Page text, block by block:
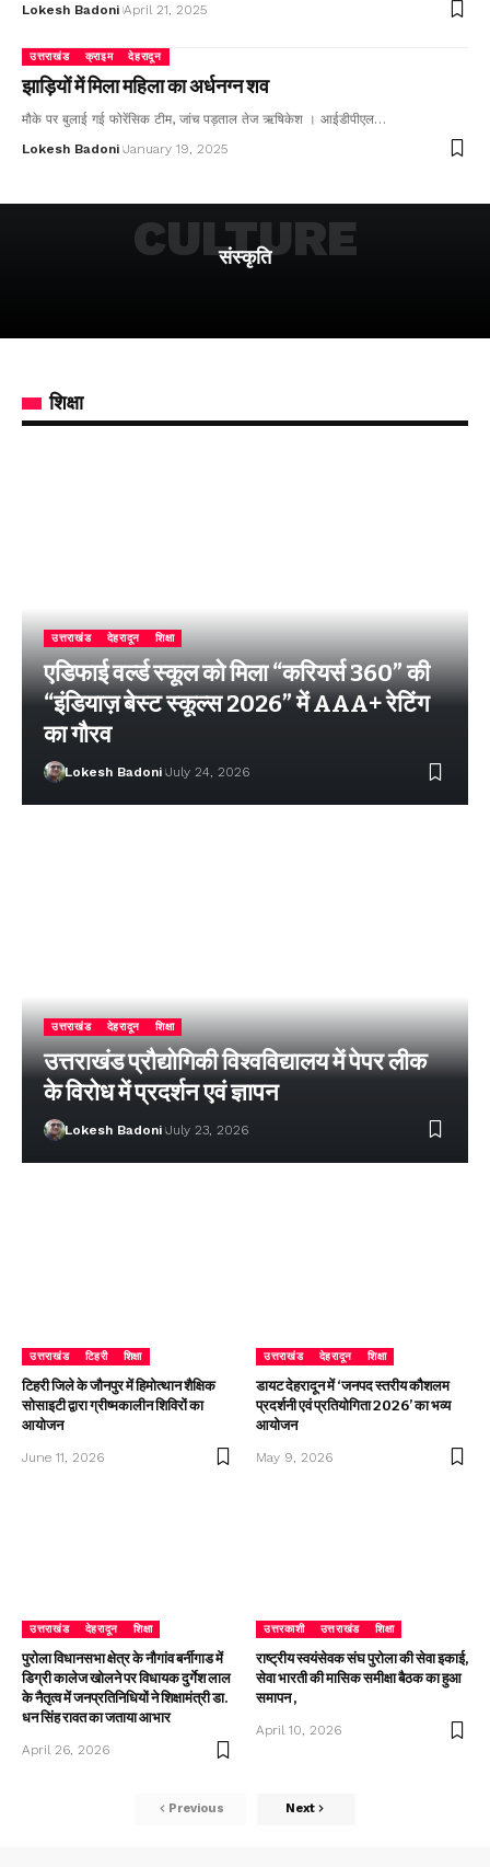
Lokesh Badoni April 21, 2025
उत्तराखंड क्राइम देहरादून
झाड़ियों में मिला महिला का अर्धनग्न शव
मौके पर बुलाई गई फोरेंसिक टीम, जांच पड़ताल तेज ऋषिकेश । आईडीपीएल…
Lokesh Badoni January 19, 2025
संस्कृति
CULTURE
शिक्षा
उत्तराखंड देहरादून शिक्षा
एडिफाई वर्ल्ड स्कूल को मिला “करियर्स 360” की
“इंडियाज़ बेस्ट स्कूल्स 2026” में AAA+ रेटिंग
का गौरव
Lokesh Badoni July 24, 2026
उत्तराखंड देहरादून शिक्षा
उत्तराखंड प्रौद्योगिकी विश्वविद्यालय में पेपर लीक
के विरोध में प्रदर्शन एवं ज्ञापन
Lokesh Badoni July 23, 2026
उत्तराखंड टिहरी शिक्षा
टिहरी जिले के जौनपुर में हिमोत्थान शैक्षिक
सोसाइटी द्वारा ग्रीष्मकालीन शिविरों का
आयोजन
June 11, 2026
उत्तराखंड देहरादून शिक्षा
डायट देहरादून में ‘जनपद स्तरीय कौशलम
प्रदर्शनी एवं प्रतियोगिता 2026’ का भव्य
आयोजन
May 9, 2026
उत्तराखंड देहरादून शिक्षा
पुरोला विधानसभा क्षेत्र के नौगांव बर्नीगाड में
डिग्री कालेज खोलने पर विधायक दुर्गेश लाल
के नैतृत्व में जनप्रतिनिधियों ने शिक्षामंत्री डा.
धन सिंह रावत का जताया आभार
April 26, 2026
उत्तरकाशी उत्तराखंड शिक्षा
राष्ट्रीय स्वयंसेवक संघ पुरोला की सेवा इकाई,
सेवा भारती की मासिक समीक्षा बैठक का हुआ
समापन ,
April 10, 2026
Previous Next